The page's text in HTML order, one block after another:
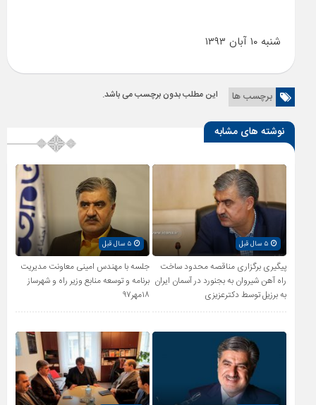
شنبه ۱۰ آبان ۱۳۹۳
برچسب ها این مطلب بدون برچسب می باشد.
نوشته های مشابه
۵ سال قبل
پیگیری برگزاری مناقصه محدود ساخت
راه آهن شیروان به بجنورد در آسمان ایران
به برزیل توسط دکترعزیزی
۵ سال قبل
جلسه با مهندس امینی معاونت مدیریت
برنامه و توسعه منابع وزیر راه و شهرساز
۱۸مهر۹۷